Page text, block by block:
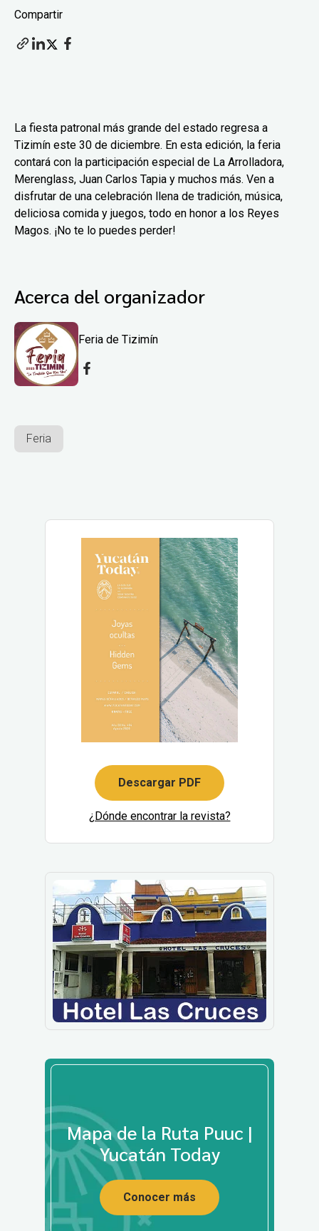
Compartir
La fiesta patronal más grande del estado regresa a
Tizimín este 30 de diciembre. En esta edición, la feria
contará con la participación especial de La Arrolladora,
Merenglass, Juan Carlos Tapia y muchos más. Ven a
disfrutar de una celebración llena de tradición, música,
deliciosa comida y juegos, todo en honor a los Reyes
Magos. ¡No te lo puedes perder!
Acerca del organizador
Feria de Tizimín
Feria
Descargar PDF
¿Dónde encontrar la revista?
Mapa de la Ruta Puuc |
Yucatán Today
Conocer más